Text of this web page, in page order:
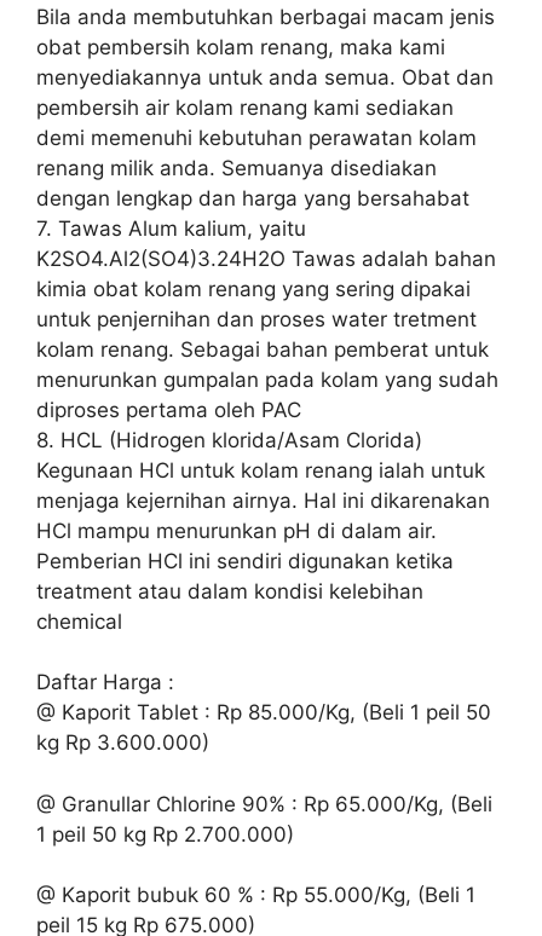
Bila anda membutuhkan berbagai macam jenis
obat pembersih kolam renang, maka kami
menyediakannya untuk anda semua. Obat dan
pembersih air kolam renang kami sediakan
demi memenuhi kebutuhan perawatan kolam
renang milik anda. Semuanya disediakan
dengan lengkap dan harga yang bersahabat
7. Tawas Alum kalium, yaitu
K2SO4.Al2(SO4)3.24H2O Tawas adalah bahan
kimia obat kolam renang yang sering dipakai
untuk penjernihan dan proses water tretment
kolam renang. Sebagai bahan pemberat untuk
menurunkan gumpalan pada kolam yang sudah
diproses pertama oleh PAC
8. HCL (Hidrogen klorida/Asam Clorida)
Kegunaan HCl untuk kolam renang ialah untuk
menjaga kejernihan airnya. Hal ini dikarenakan
HCl mampu menurunkan pH di dalam air.
Pemberian HCl ini sendiri digunakan ketika
treatment atau dalam kondisi kelebihan
chemical
Daftar Harga :
@ Kaporit Tablet : Rp 85.000/Kg, (Beli 1 peil 50
kg Rp 3.600.000)
@ Granullar Chlorine 90% : Rp 65.000/Kg, (Beli
1 peil 50 kg Rp 2.700.000)
@ Kaporit bubuk 60 % : Rp 55.000/Kg, (Beli 1
peil 15 kg Rp 675.000)